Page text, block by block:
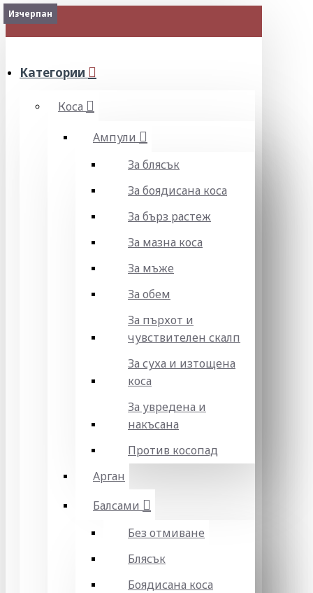
МЕНЮ
Категории
Коса
Ампули
За блясък
За боядисана коса
За бърз растеж
За мазна коса
За мъже
За обем
За пърхот и
чувствителен скалп
За суха и изтощена
коса
За увредена и
накъсана
Против косопад
Арган
Балсами
Без отмиване
Блясък
Боядисана коса
Изчерпан
Изчерпан